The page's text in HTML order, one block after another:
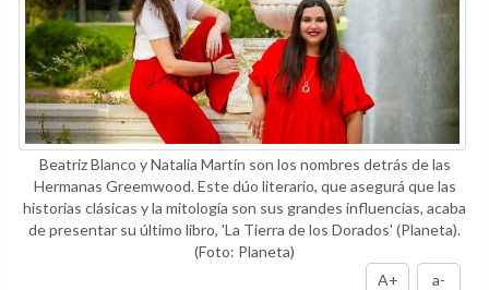
Beatriz Blanco y Natalia Martín son los nombres detrás de las
Hermanas Greemwood. Este dúo literario, que asegurá que las
historias clásicas y la mitología son sus grandes influencias, acaba
de presentar su último libro, 'La Tierra de los Dorados' (Planeta).
(Foto: Planeta)
A+
a-